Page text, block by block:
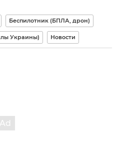
Беспилотник (БПЛА, дрон)
Украины) Новости